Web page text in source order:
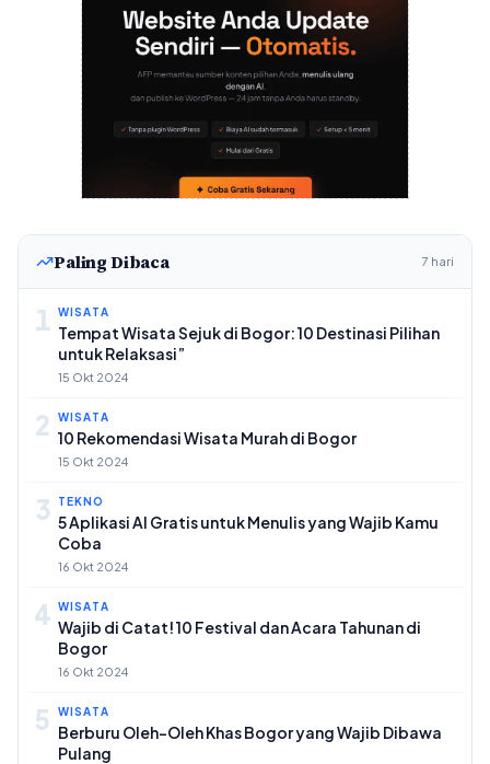
Paling Dibaca 7 hari
1 WISATA
Tempat Wisata Sejuk di Bogor: 10 Destinasi Pilihan
untuk Relaksasi”
15 Okt 2024
2 WISATA
10 Rekomendasi Wisata Murah di Bogor
15 Okt 2024
3 TEKNO
5 Aplikasi AI Gratis untuk Menulis yang Wajib Kamu
Coba
16 Okt 2024
4 WISATA
Wajib di Catat! 10 Festival dan Acara Tahunan di
Bogor
16 Okt 2024
5 WISATA
Berburu Oleh-Oleh Khas Bogor yang Wajib Dibawa
Pulang